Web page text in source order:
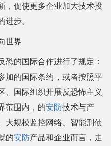
，促使更多企业加大技术投
进步。
世界
恐的国际合作进行了规定：
加的国际条约，或者按照平
、国际组织开展反恐怖主义
范围内，的安防技术与产
大规模监控网络、智能刑侦
的安防产品和企业而言，走